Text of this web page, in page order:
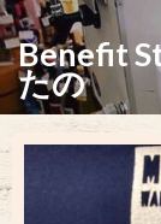
Benefit
たの